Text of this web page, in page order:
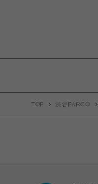
TOP 渋谷PARCO